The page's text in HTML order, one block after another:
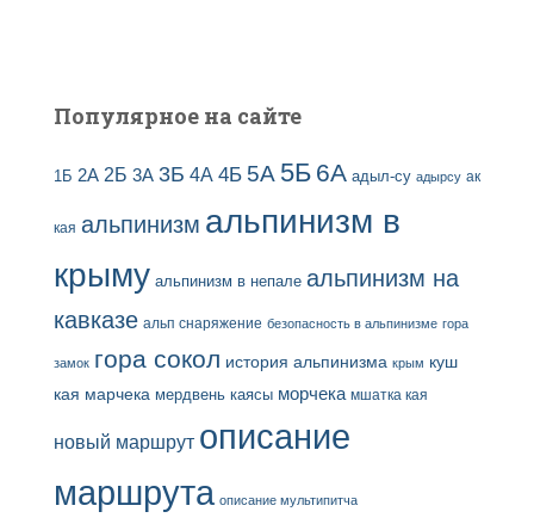
Популярное на сайте
1Б 2А 2Б 3А 3Б 4А 4Б 5А 5Б 6А адыл-су адырсу ак
кая альпинизм альпинизм в
крыму альпинизм в непале альпинизм на
кавказе альп снаряжение безопасность в альпинизме гора
замок гора сокол история альпинизма крым куш
кая марчека мердвень каясы морчека мшатка кая
новый маршрут описание
маршрута описание мультипитча